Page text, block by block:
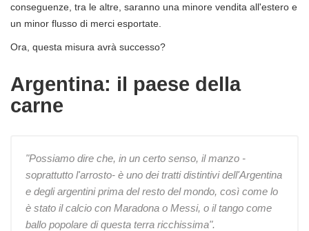
conseguenze, tra le altre, saranno una minore vendita all'estero e
un minor flusso di merci esportate.
Ora, questa misura avrà successo?
Argentina: il paese della
carne
"Possiamo dire che, in un certo senso, il manzo -
soprattutto l'arrosto- è uno dei tratti distintivi dell'Argentina
e degli argentini prima del resto del mondo, così come lo
è stato il calcio con Maradona o Messi, o il tango come
ballo popolare di questa terra ricchissima".